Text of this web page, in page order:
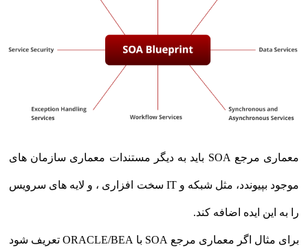
معماری مرجع SOA باید به دیگر مستندات معماری سازمان های
موجود بپیوندد، مثل شبکه و IT سخت افزاری ، و لایه های سرویس
را به این ایده اضافه کند.
برای مثال اگر معماری مرجع SOA با ORACLE/BEA تعریف شود